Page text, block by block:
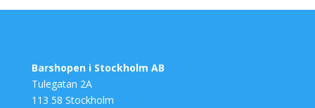
Barshopen i Stockholm AB
Tulegatan 2A
113 58 Stockholm